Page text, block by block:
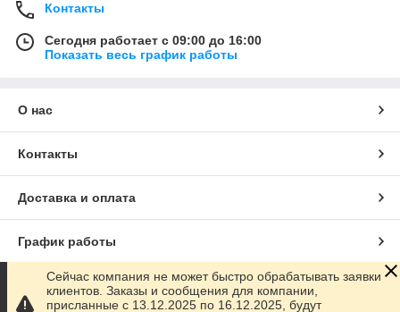
Контакты
Сегодня работает с 09:00 до 16:00
Показать весь график работы
О нас
Контакты
Доставка и оплата
График работы
Полная версия сайта
Сейчас компания не может быстро обрабатывать заявки
клиентов. Заказы и сообщения для компании,
присланные с 13.12.2025 по 16.12.2025, будут